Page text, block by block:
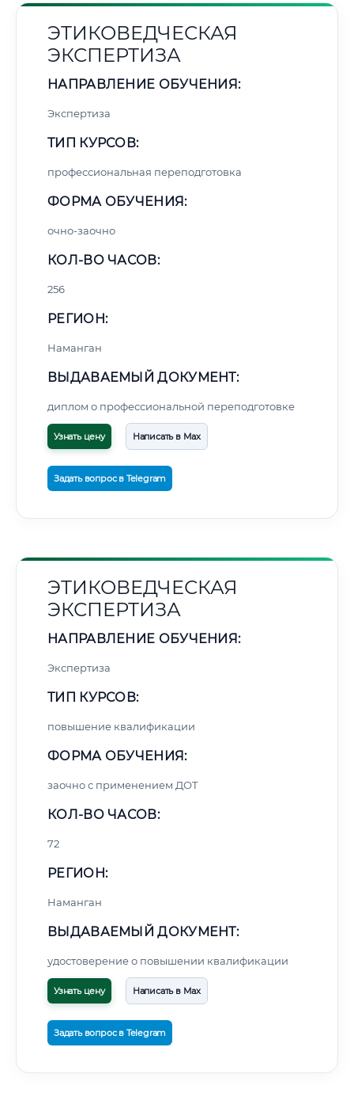
ЭТИКОВЕДЧЕСКАЯ
ЭКСПЕРТИЗА
НАПРАВЛЕНИЕ ОБУЧЕНИЯ:
Экспертиза
ТИП КУРСОВ:
профессиональная переподготовка
ФОРМА ОБУЧЕНИЯ:
очно-заочно
КОЛ-ВО ЧАСОВ:
256
РЕГИОН:
Наманган
ВЫДАВАЕМЫЙ ДОКУМЕНТ:
диплом о профессиональной переподготовке
Узнать цену Написать в Max
Задать вопрос в Telegram
ЭТИКОВЕДЧЕСКАЯ
ЭКСПЕРТИЗА
НАПРАВЛЕНИЕ ОБУЧЕНИЯ:
Экспертиза
ТИП КУРСОВ:
повышение квалификации
ФОРМА ОБУЧЕНИЯ:
заочно с применением ДОТ
КОЛ-ВО ЧАСОВ:
72
РЕГИОН:
Наманган
ВЫДАВАЕМЫЙ ДОКУМЕНТ:
удостоверение о повышении квалификации
Узнать цену Написать в Max
Задать вопрос в Telegram